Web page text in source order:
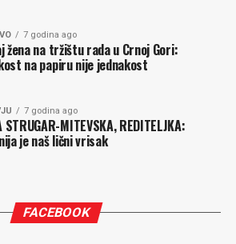
7 godina ago
žena na tržištu rada u Crnoj Gori:
na papiru nije jednakost
7 godina ago
STRUGAR-MITEVSKA, REDITELJKA:
je naš lični vrisak
FACEBOOK